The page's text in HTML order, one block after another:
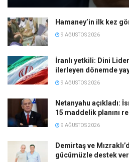
Hamaney’in ilk kez
9 AĞUSTOS 2026
İranlı yetkili: Dini
ilerleyen dönemde
9 AĞUSTOS 2026
Netanyahu açıkladı:
15 maddelik planını
9 AĞUSTOS 2026
Demirtaş ve
gücümüzle destek